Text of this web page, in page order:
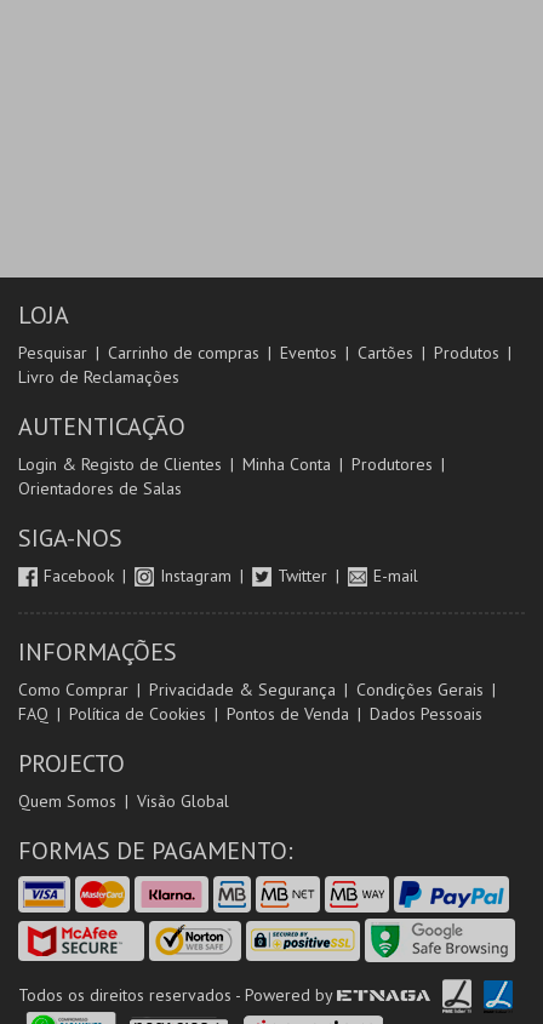
LOJA
Pesquisar Carrinho de compras Eventos Cartões
Produtos
Livro de Reclamações
AUTENTICAÇÃO
Login & Registo de Clientes Minha Conta
Produtores
Orientadores de Salas
SIGA-NOS
Facebook Instagram Twitter E-mail
INFORMAÇÕES
Como Comprar Privacidade & Segurança
Condições Gerais
FAQ
Política de Cookies Pontos de Venda Dados Pessoais
PROJECTO
Quem Somos Visão Global
FORMAS DE PAGAMENTO:
Todos os direitos reservados - Powered by ETNAGA